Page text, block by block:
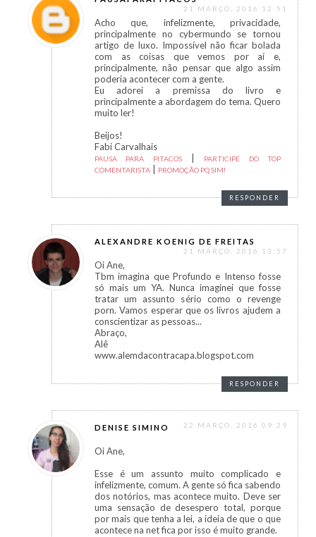
21 MARÇO, 2016 12:51
Acho que, infelizmente, privacidade,
principalmente no cybermundo se tornou
artigo de luxo. Impossível não ficar bolada
com as coisas que vemos por aí e,
principalmente, não pensar que algo assim
poderia acontecer com a gente.
Eu adorei a premissa do livro e
principalmente a abordagem do tema. Quero
muito ler!
Beijos!
Fabi Carvalhais
PAUSA PARA PITACOS|
PARTICIPE DO TOP
COMENTARISTA
PROMOÇÃO PQ SIM!
RESPONDER
ALEXANDRE KOENIG DE FREITAS
21 MARÇO, 2016 13:57
Oi Ane,
Tbm imagina que Profundo e Intenso fosse
só mais um YA. Nunca imaginei que fosse
tratar um assunto sério como o revenge
porn. Vamos esperar que os livros ajudem a
conscientizar as pessoas...
Abraço,
Alê
www.alemdacontracapa.blogspot.com
RESPONDER
DENISE SIMINO 22 MARÇO, 2016 09:29
Oi Ane,
Esse é um assunto muito complicado e
infelizmente, comum. A gente só fica sabendo
dos notórios, mas acontece muito. Deve ser
uma sensação de desespero total, porque
por mais que tenha a lei, a ideia de que o que
acontece na net fica por isso é muito grande.